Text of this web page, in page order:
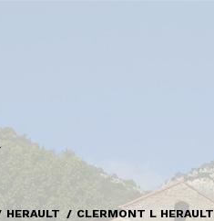
HERAULT CLERMONT L HERAULT